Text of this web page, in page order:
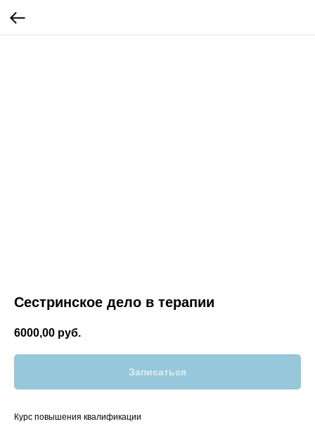
Сестринское дело в терапии
6000,00 руб.
Записаться
Курс повышения квалификации